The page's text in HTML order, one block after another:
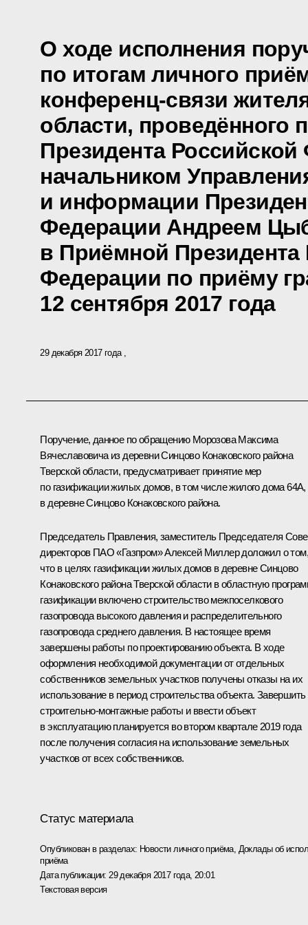
О ходе исполнения
по итогам личного
конференц-связи
области, проведённого
Президента
начальником
и информации
Федерации Андреем
в Приёмной Президента
Федерации по приёму
12 сентября 2017 года
29 декабря 2017 года
Поручение, данное по обращению Морозова Максима
Вячеславовича из деревни Синцово Конаковского района
Тверской области, предусматривает принятие мер
по газификации жилых домов, в том числе жилого дома 64А,
в деревне Синцово Конаковского района.
Председатель Правления, заместитель Председателя
директоров ПАО «Газпром» Алексей Миллер доложил о том,
что в целях газификации жилых домов в деревне Синцово
Конаковского района Тверской области в областную
газификации включено строительство межпоселкового
газопровода высокого давления и распределительного
газопровода среднего давления. В настоящее время
завершены работы по проектированию объекта. В ходе
оформления необходимой документации от отдельных
собственников земельных участков получены отказы на их
использование в период строительства объекта. Завершить
строительно-монтажные работы и ввести объект
в эксплуатацию планируется во втором квартале 2019 года
после получения согласия на использование земельных
участков от всех собственников.
Статус материала
Опубликован в разделах: Новости личного приёма, Доклады об
приёма
Дата публикации: 29 декабря 2017 года, 20:01
Текстовая версия